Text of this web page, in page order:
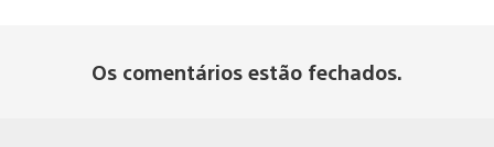
Os comentários estão fechados.